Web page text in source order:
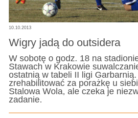
10.10.2013
Wigry jadą do outsidera
W sobotę o godz. 18 na
Stawach w Krakowie
ostatnią w tabeli II ligi
zrehabilitować za porażkę u
Stalowa Wola, ale czeka je
zadanie.